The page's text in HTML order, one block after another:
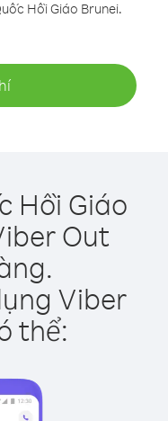
Hồi Giáo Brunei.
Hồi Giáo
Out
Viber
thể: